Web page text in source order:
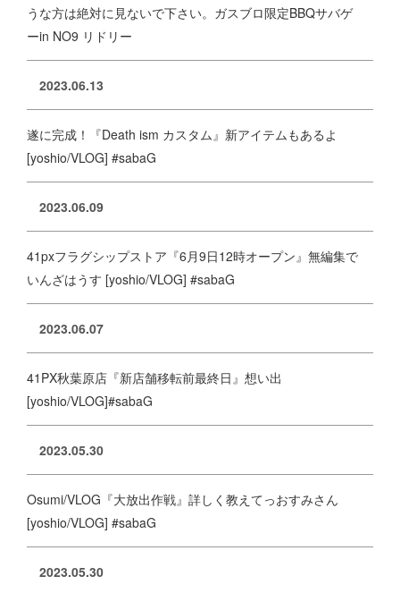
うな方は絶対に見ないで下さい。ガスブロ限定BBQサバゲ
ーin NO9 リドリー
2023.06.13
遂に完成！『Death ism カスタム』新アイテムもあるよ
[yoshio/VLOG] #sabaG
2023.06.09
41pxフラグシップストア『6月9日12時オープン』無編集で
いんざはうす [yoshio/VLOG] #sabaG
2023.06.07
41PX秋葉原店『新店舗移転前最終日』想い出
[yoshio/VLOG]#sabaG
2023.05.30
Osumi/VLOG『大放出作戦』詳しく教えてっおすみさん
[yoshio/VLOG] #sabaG
2023.05.30